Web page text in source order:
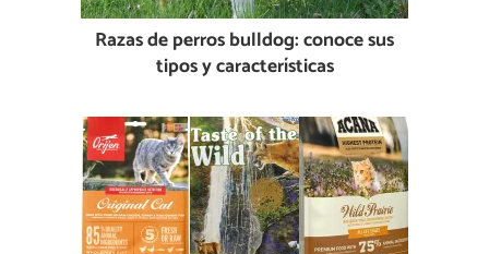
Razas de perros bulldog: conoce sus
tipos y características